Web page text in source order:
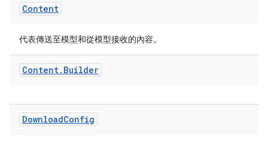
Content
代表傳送至模型和從模型接收的內容。
Content. Builder
DownloadConfig